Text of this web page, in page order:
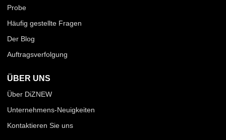
Probe
Häufig gestellte Fragen
Der Blog
Auftragsverfolgung
ÜBER UNS
Über DiZNEW
Unternehmens-Neuigkeiten
Kontaktieren Sie uns